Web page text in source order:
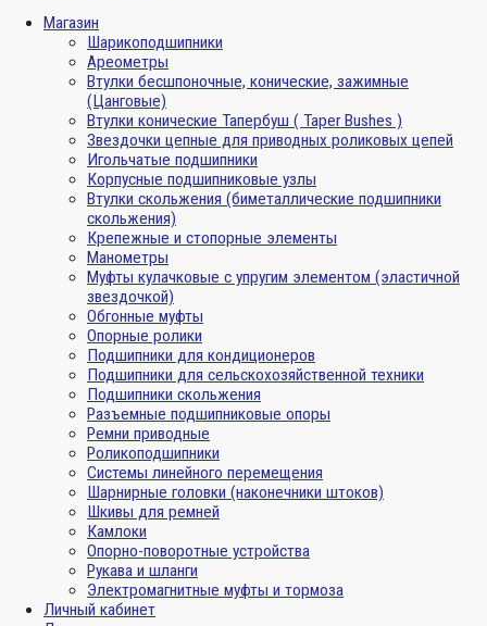
Магазин
Шарикоподшипники
Ареометры
Втулки бесшпоночные, конические, зажимные
(Цанговые)
Втулки конические Тапербуш ( Taper Bushes )
Звездочки цепные для приводных роликовых цепей
Игольчатые подшипники
Корпусные подшипниковые узлы
Втулки скольжения (биметаллические подшипники
скольжения)
Крепежные и стопорные элементы
Манометры
Муфты кулачковые с упругим элементом (эластичной
звездочкой)
Обгонные муфты
Опорные ролики
Подшипники для кондиционеров
Подшипники для сельскохозяйственной техники
Подшипники скольжения
Разъемные подшипниковые опоры
Ремни приводные
Роликоподшипники
Системы линейного перемещения
Шарнирные головки (наконечники штоков)
Шкивы для ремней
Камлоки
Опорно-поворотные устройства
Рукава и шланги
Электромагнитные муфты и тормоза
Личный кабинет